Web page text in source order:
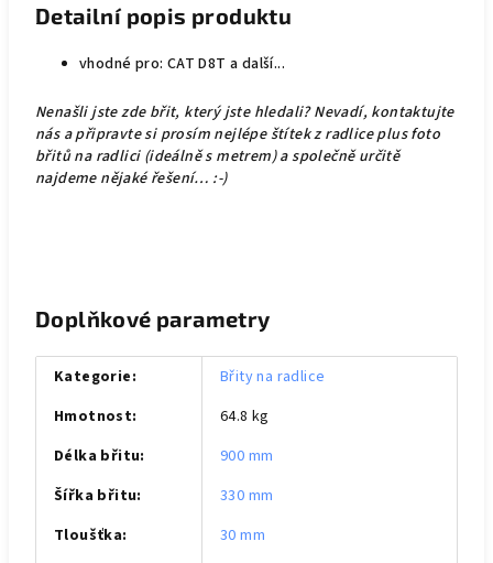
Detailní popis produktu
vhodné pro: CAT D8T a další...
Nenašli jste zde břit, který jste hledali? Nevadí, kontaktujte
nás a připravte si prosím nejlépe štítek z radlice plus foto
břitů na radlici (ideálně s metrem) a společně určitě
najdeme nějaké řešení… :-)
Doplňkové parametry
Kategorie:
Břity na radlice
Hmotnost:
64.8 kg
Délka břitu:
900 mm
Šířka břitu:
330 mm
Tloušťka:
30 mm